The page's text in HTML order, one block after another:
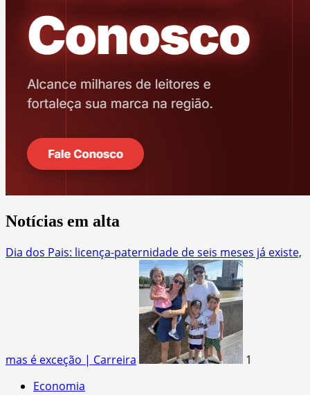
Notícias em alta
Dia dos Pais: licença-paternidade de seis meses já existe,
mas é exceção | Carreira
1
Economia